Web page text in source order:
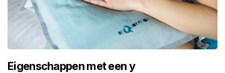
Eigenschappen met een y